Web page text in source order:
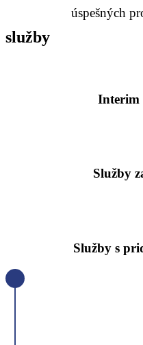
úspešných
služby
Interim
Služby
Služby s